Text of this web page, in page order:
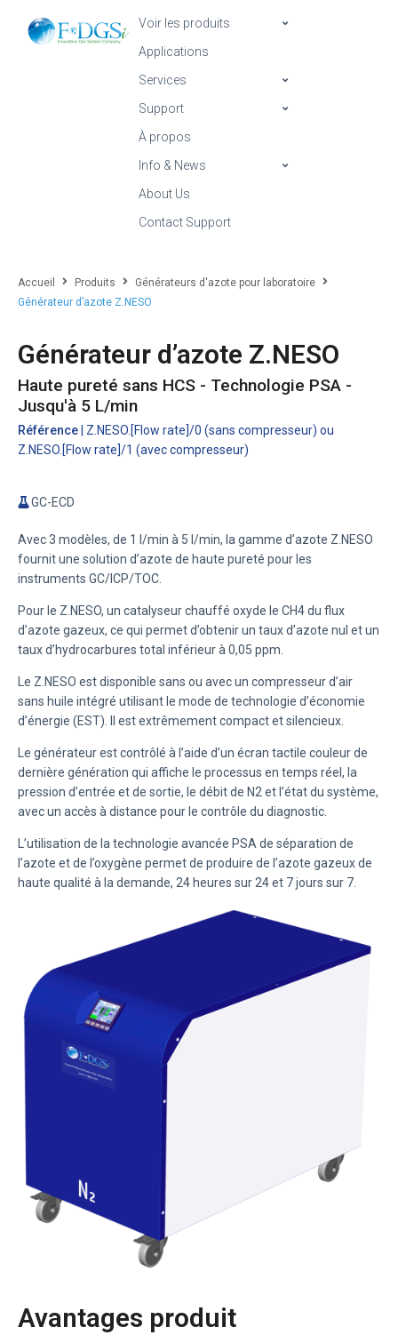
Voir les produits
Applications
Services
Support
À propos
Info & News
About Us
Contact Support
Accueil Produits
Générateurs d'azote pour laboratoire
Générateur d’azote Z.NESO
Générateur d’azote Z.NESO
Haute pureté sans HCS - Technologie PSA -
Jusqu'à 5 L/min
Référence | Z.NESO.[Flow rate]/0 (sans compresseur) ou
Z.NESO.[Flow rate]/1 (avec compresseur)
GC-ECD
Avec 3 modèles, de 1 l/min à 5 l/min, la gamme d’azote Z.NESO
fournit une solution d’azote de haute pureté pour les
instruments GC/ICP/TOC.
Pour le Z.NESO, un catalyseur chauffé oxyde le CH4 du flux
d’azote gazeux, ce qui permet d’obtenir un taux d’azote nul et un
taux d’hydrocarbures total inférieur à 0,05 ppm.
Le Z.NESO est disponible sans ou avec un compresseur d’air
sans huile intégré utilisant le mode de technologie d’économie
d’énergie (EST) . Il est extrêmement compact et silencieux.
Le générateur est contrôlé à l’aide d’un écran tactile couleur de
dernière génération qui affiche le processus en temps réel, la
pression d’entrée et de sortie, le débit de N2 et l’état du système,
avec un accès à distance pour le contrôle du diagnostic.
L’utilisation de la technologie avancée PSA de séparation de
l’azote et de l’oxygène permet de produire de l’azote gazeux de
haute qualité à la demande, 24 heures sur 24 et 7 jours sur 7.
Avantages produit